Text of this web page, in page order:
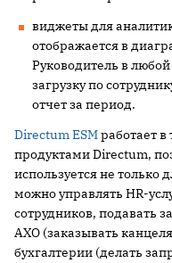
виджеты для
отображается в
Руководитель в
загрузку по
отчет за период.
Directum ESMработает в
продуктами Directum,
используется не
можно управлять HR-
сотрудников, подавать
АХО (заказывать
бухгалтерии (делать